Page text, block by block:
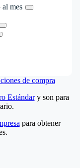
al mes
de compra
Estándary son para
para obtener